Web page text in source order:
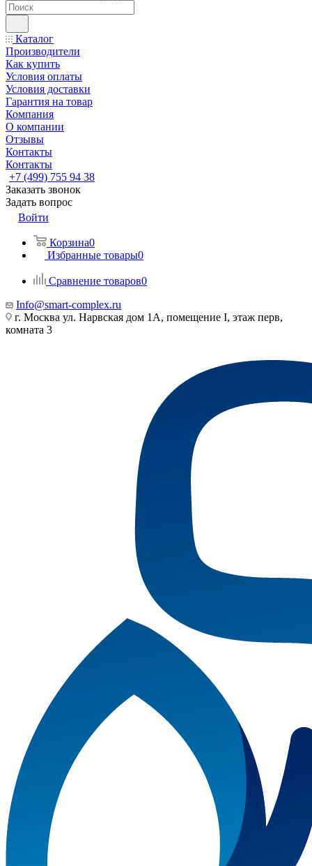
Каталог
Производители
Как купить
Условия оплаты
Условия доставки
Гарантия на товар
Компания
О компании
Отзывы
Контакты
Контакты
+7 (499) 755 94 38
Заказать звонок
Задать вопрос
Войти
Корзина0
Избранные товары0
Сравнение товаров0
Info@smart-complex.ru
г. Москва ул. Нарвская дом 1А, помещение I, этаж перв,
комната 3